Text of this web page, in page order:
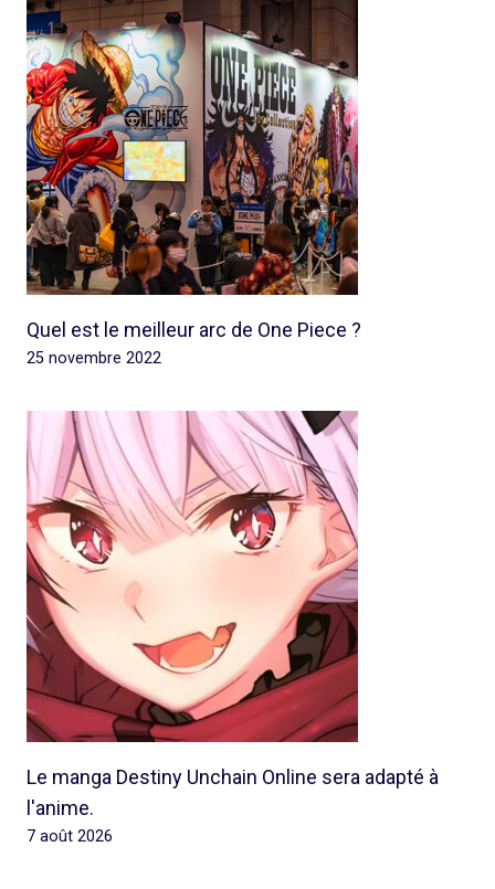
Quel est le meilleur arc de One Piece ?
25 novembre 2022
Le manga Destiny Unchain Online sera adapté à
l'anime.
7 août 2026